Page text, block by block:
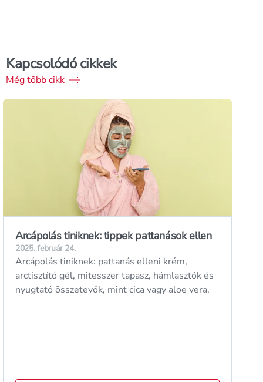
Kapcsolódó cikkek
Még több cikk
Arcápolás tiniknek: tippek pattanások ellen
2025. február 24.
Arcápolás tiniknek: pattanás elleni krém,
arctisztító gél, mitesszer tapasz, hámlasztók és
nyugtató összetevők, mint cica vagy aloe vera.